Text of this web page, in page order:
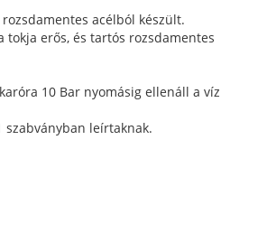
acélból készült.
tokja erős, és tartós rozsdamentes
10 Bar nyomásig ellenáll a víz
szabványban leírtaknak.